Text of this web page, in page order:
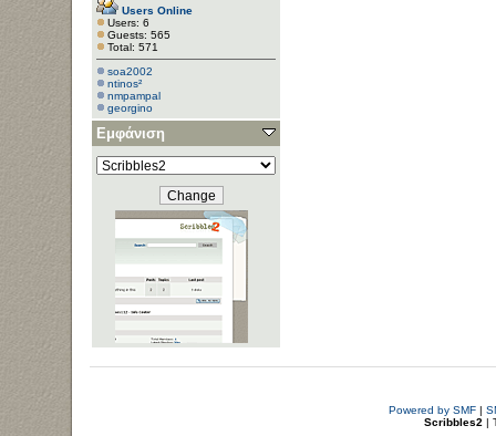
Users Online
Users: 6
Guests: 565
Total: 571
soa2002
ntinos²
nmpampal
georgino
Εμφάνιση
Powered by SMF|
Scribbles2 |